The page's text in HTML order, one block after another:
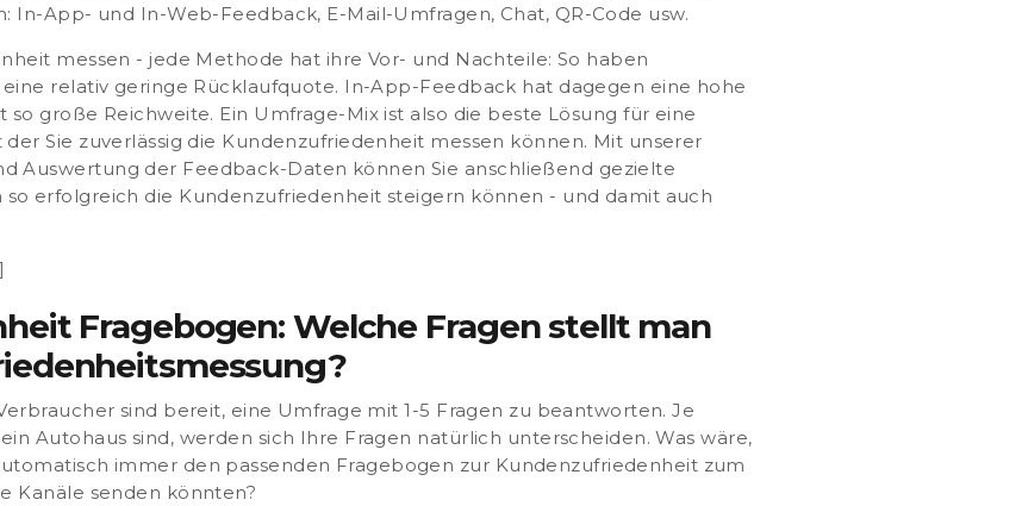
: In-App- und In-Web-Feedback, E-Mail-Umfragen, Chat, QR-Code usw.
messen - jede Methode hat ihre Vor- und Nachteile: So haben
relativ geringe Rücklaufquote. In-App-Feedback hat dagegen eine hohe
große Reichweite. Ein Umfrage-Mix ist also die beste Lösung für eine
Sie zuverlässig die Kundenzufriedenheit messen können. Mit unserer
Auswertung der Feedback-Daten können Sie anschließend gezielte
erfolgreich die Kundenzufriedenheit steigern können - und damit auch
Fragebogen: Welche Fragen stellt man
sind bereit, eine Umfrage mit 1-5 Fragen zu beantworten.Je
Autohaus sind, werden sich Ihre Fragen natürlich unterscheiden. Was wäre,
immer den passenden Fragebogen zur Kundenzufriedenheit zum
Kanäle senden könnten?